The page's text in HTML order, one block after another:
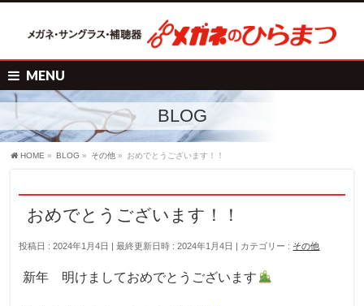
MENU
BLOG
HOME » BLOG » その他 » おめでとうございます！！
おめでとうございます！！
投稿日 : 2024年1月4日 最終更新日時 : 2024年1月4日 カテゴリー : その他
新年 明けましておめでとうございます